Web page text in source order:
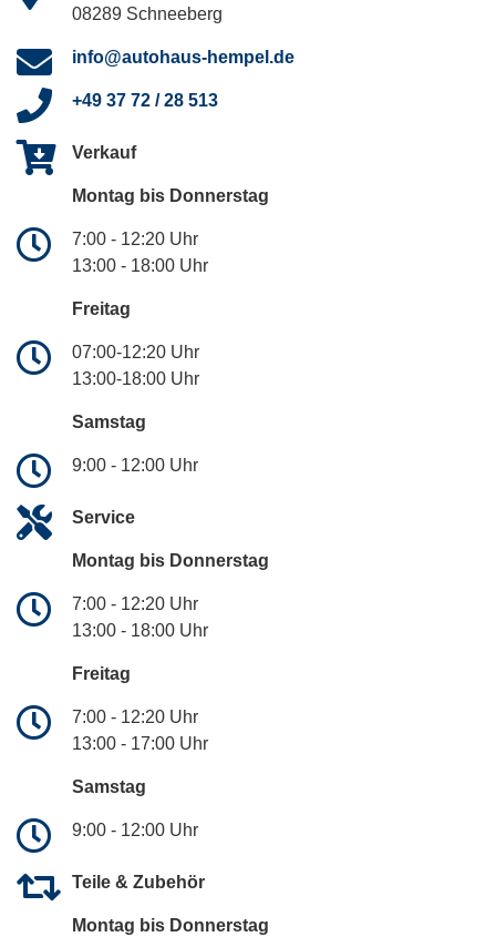
08289 Schneeberg
info@autohaus-hempel.de
+49 37 72 / 28 513
Verkauf
Montag bis Donnerstag
7:00 - 12:20 Uhr
13:00 - 18:00 Uhr
Freitag
07:00-12:20 Uhr
13:00-18:00 Uhr
Samstag
9:00 - 12:00 Uhr
Service
Montag bis Donnerstag
7:00 - 12:20 Uhr
13:00 - 18:00 Uhr
Freitag
7:00 - 12:20 Uhr
13:00 - 17:00 Uhr
Samstag
9:00 - 12:00 Uhr
Teile & Zubehör
Montag bis Donnerstag